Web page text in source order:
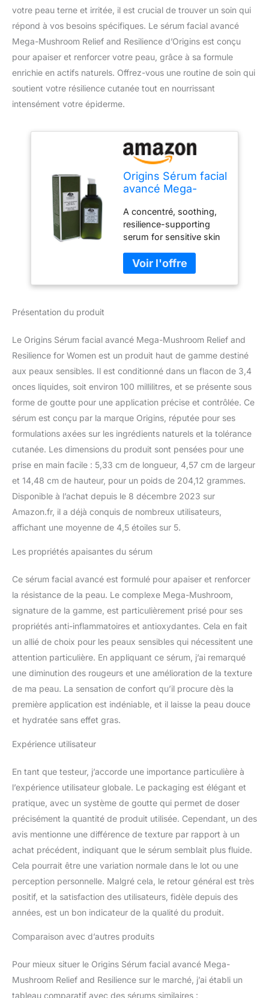
votre peau terne et irritée, il est crucial de trouver un soin qui
répond à vos besoins spécifiques. Le sérum facial avancé
Mega-Mushroom Relief and Resilience d’Origins est conçu
pour apaiser et renforcer votre peau, grâce à sa formule
enrichie en actifs naturels. Offrez-vous une routine de soin qui
soutient votre résilience cutanée tout en nourrissant
intensément votre épiderme.
Origins Sérum facial
avancé Mega-
and Resilience for
Women 3.4 oz
Sérum
A concentré, soothing,
resilience-supporting
serum for sensitive skin
microbiomes of skin,
which helps protect
against inflammatory
comfortated.
Présentation du produit
Le Origins Sérum facial avancé Mega-Mushroom Relief and
Resilience for Women est un produit haut de gamme destiné
aux peaux sensibles. Il est conditionné dans un flacon de 3,4
onces liquides, soit environ 100 millilitres, et se présente sous
forme de goutte pour une application précise et contrôlée. Ce
sérum est conçu par la marque Origins, réputée pour ses
formulations axées sur les ingrédients naturels et la tolérance
cutanée. Les dimensions du produit sont pensées pour une
prise en main facile : 5,33 cm de longueur, 4,57 cm de largeur
et 14,48 cm de hauteur, pour un poids de 204,12 grammes.
Disponible à l’achat depuis le 8 décembre 2023 sur
Amazon.fr, il a déjà conquis de nombreux utilisateurs,
affichant une moyenne de 4,5 étoiles sur 5.
Les propriétés apaisantes du sérum
Ce sérum facial avancé est formulé pour apaiser et renforcer
la résistance de la peau. Le complexe Mega-Mushroom,
signature de la gamme, est particulièrement prisé pour ses
propriétés anti-inflammatoires et antioxydantes. Cela en fait
un allié de choix pour les peaux sensibles qui nécessitent une
attention particulière. En appliquant ce sérum, j’ai remarqué
une diminution des rougeurs et une amélioration de la texture
de ma peau. La sensation de confort qu’il procure dès la
première application est indéniable, et il laisse la peau douce
et hydratée sans effet gras.
Expérience utilisateur
En tant que testeur, j’accorde une importance particulière à
l’expérience utilisateur globale. Le packaging est élégant et
pratique, avec un système de goutte qui permet de doser
précisément la quantité de produit utilisée. Cependant, un des
avis mentionne une différence de texture par rapport à un
achat précédent, indiquant que le sérum semblait plus fluide.
Cela pourrait être une variation normale dans le lot ou une
perception personnelle. Malgré cela, le retour général est très
positif, et la satisfaction des utilisateurs, fidèle depuis des
années, est un bon indicateur de la qualité du produit.
Comparaison avec d’autres produits
Pour mieux situer le Origins Sérum facial avancé Mega-
Mushroom Relief and Resilience sur le marché, j’ai établi un
tableau comparatif avec des sérums similaires :